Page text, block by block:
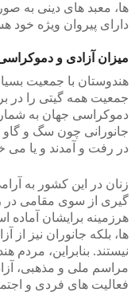
ها، معبد های دینی به
دارای پیروان ویژه خود
میزان آزادی و
جمعیت همه گیتی را در
دموکراسی جهان به
جانورانی چون سگ و گاو
در رفت و آمدند و یا می
زنان در این کشور به
گیری از سوی مقامی در
هرزمینه برایشان آماده
ها، بلکه جانوران نیز از
نیستند. بنابراین، مردم
مراسم ملی و مذهبی،
فعالیت های فردی و